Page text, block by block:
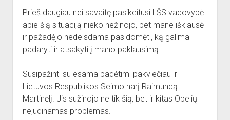
Prieš daugiau nei savaitę pasikeitusi LŠS vadovybė
apie šią situaciją nieko nežinojo, bet mane išklausė
ir pažadėjo nedelsdama pasidomėti, ką galima
padaryti ir atsakyti į mano paklausimą.
Susipažinti su esama padėtimi pakviečiau ir
Lietuvos Respublikos Seimo narį Raimundą
Martinėlį. Jis sužinojo ne tik šią, bet ir kitas Obelių
nejudinamas problemas.